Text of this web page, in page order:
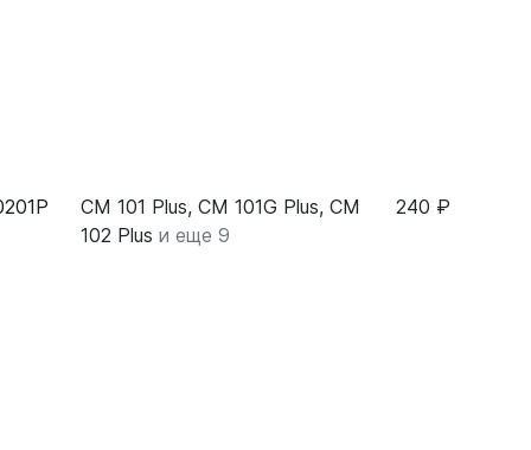
CM 101 Plus, CM 101G Plus, CM
102 Plus и еще 9
240 ₽